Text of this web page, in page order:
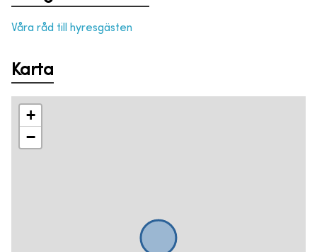
Våra råd till hyresgästen
Karta
+
−